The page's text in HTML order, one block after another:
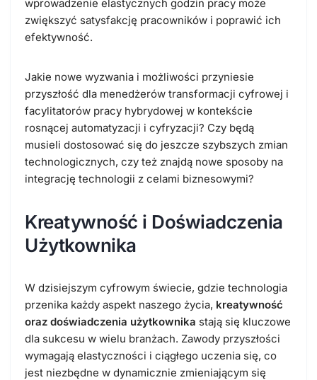
wprowadzenie elastycznych godzin pracy może
zwiększyć satysfakcję pracowników i poprawić ich
efektywność.
Jakie nowe wyzwania i możliwości przyniesie
przyszłość dla menedżerów transformacji cyfrowej i
facylitatorów pracy hybrydowej w kontekście
rosnącej automatyzacji i cyfryzacji? Czy będą
musieli dostosować się do jeszcze szybszych zmian
technologicznych, czy też znajdą nowe sposoby na
integrację technologii z celami biznesowymi?
Kreatywność i Doświadczenia
Użytkownika
W dzisiejszym cyfrowym świecie, gdzie technologia
przenika każdy aspekt naszego życia, kreatywność
oraz doświadczenia użytkownika stają się kluczowe
dla sukcesu w wielu branżach. Zawody przyszłości
wymagają elastyczności i ciągłego uczenia się, co
jest niezbędne w dynamicznie zmieniającym się